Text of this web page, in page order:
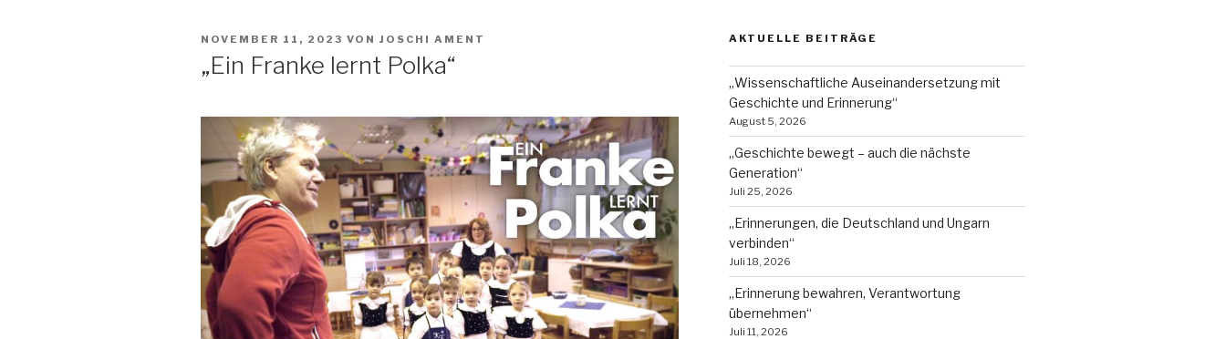
VERÖFFENTLICHT
NOVEMBER 11, 2023 VON JOSCHI AMENT
„Ein Franke lernt Polka“
AKTUELLE BEITRÄGE
„Wissenschaftliche Auseinandersetzung mit
Geschichte und Erinnerung“
August 5, 2026
„Geschichte bewegt – auch die nächste
Generation“
Juli 25, 2026
„Erinnerungen, die Deutschland und Ungarn
verbinden“
Juli 18, 2026
„Erinnerung bewahren, Verantwortung
übernehmen“
Juli 11, 2026